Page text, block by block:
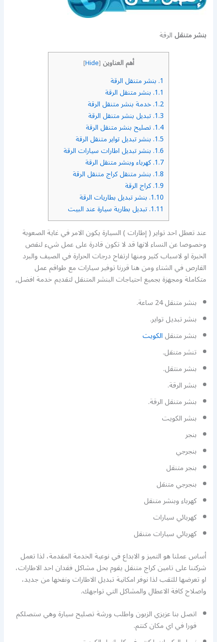
بنشر متنقلالرقة
أهم العناوين [
Hide
]
1. بنشر متنقل الرقة
1.1. بنشر متنقل الرقة
1.2. خدمة بنشر متنقل الرقة
1.3. تبديل بنشر متنقل الرقة
1.4. تصليح بنشر متنقل الرقة
1.5. بنشر تبديل تواير متنقل الرقة
1.6. بنشر تبديل اطارات سيارات الرقة
1.7. كهرباء وبنشر متنقل الرقة
1.8. بنشر متنقل كراج متنقل الرقة
1.9. كراج الرقة
1.10. بنشر تبديل بطاريات الرقة
1.11. تبديل بطارية سيارة عند البيت
عند تعطل احد تواير ( إطارات ) السيارة يكون الامر في غاية الصعوبة
وخصوصا عن النساء لانها قد لا تكون قادرة على عمل شيء لنقص
الخبرة او لاسباب كثير ومنها ارتفاح درجات الحرارة في الصيف والبرد
القارص في الشتاء ومن هنا قررنا توفير سيارات مع طواقم عمل
متكاملة ومجهزة بجميع احتياجات البنشر المتنقل لتقديم خدمة افضل,
بنشر متنقل 24 ساعة.
بنشر تبديل تواير.
بنشر متنقلالكويت
تنشر متنقل.
بنشر منتقل.
بنشر الرقة.
بنشر متنقل الرقة.
بنشر الكويت
بنجر
بنجرجي
بنجر متنقل
بنجرجي متنقل
كهرباء وبنشر متنقل
كهربائي سيارات
كهربائي سيارات متنقل
أساس عملنا هو التميز و الابداع في نوعية الخدمة المقدمة، لذا تعمل
شركتنا على تامين كراج متنقل يقوم بحل مشاكل فقدان احد الاطارات،
او تعرضها للثقب لذا نوفر امكانية تبديل الاطارات ونفخها من جديد،
واصلاح كافة الاعطال والمشاكل التي تواجهك.
اتصل بنا عزيزي الزبون واطلب ورشة تصليح سيارة وهي ستصلكم
فورا في اي مكان كنتم.